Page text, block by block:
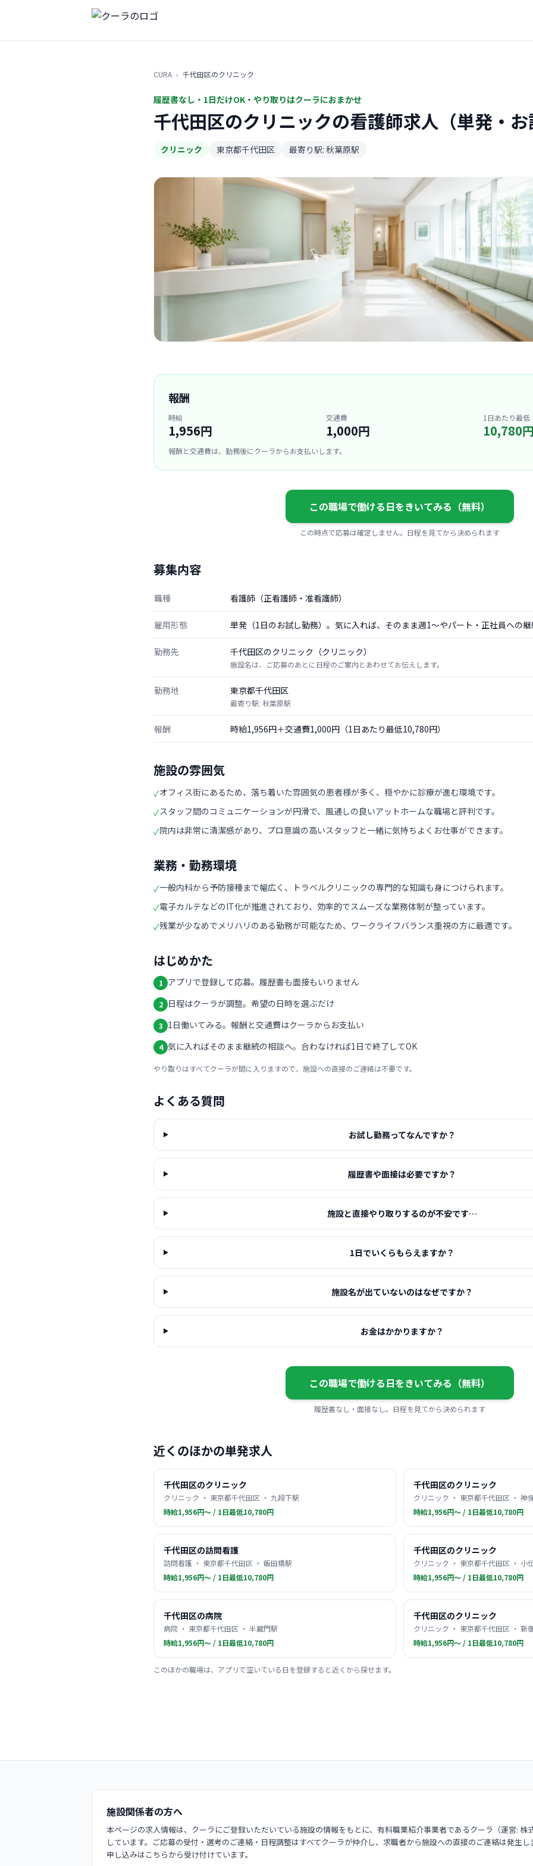
CURA › 千代田区のクリニック
履歴書なし・1日だけOK・やり取りはクーラにおまかせ
千代田区のクリニックの看護師求人（単発・お
クリニック 東京都千代田区 最寄り駅: 秋葉原駅
報酬
時給
1,956円
交通費
1,000円
1日あたり最低
10,780円
報酬と交通費は、勤務後にクーラからお支払いします。
この職場で働ける日をきいてみる（無料）
この時点で応募は確定しません。日程を見てから決められます
募集内容
職種 看護師（正看護師・准看護師）
雇用形態 単発（1日のお試し勤務）。気に入れば、そのまま週1〜やパート・正社員への継
勤務先 千代田区のクリニック（クリニック）
施設名は、ご応募のあとに日程のご案内とあわせてお伝えします。
勤務地 東京都千代田区
最寄り駅: 秋葉原駅
報酬 時給1,956円＋交通費1,000円（1日あたり最低10,780円）
施設の雰囲気
✓オフィス街にあるため、落ち着いた雰囲気の患者様が多く、穏やかに診療が進む環境です。
✓スタッフ間のコミュニケーションが円滑で、風通しの良いアットホームな職場と評判です。
✓院内は非常に清潔感があり、プロ意識の高いスタッフと一緒に気持ちよくお仕事ができます。
業務・勤務環境
✓一般内科から予防接種まで幅広く、トラベルクリニックの専門的な知識も身につけられます。
✓電子カルテなどのIT化が推進されており、効率的でスムーズな業務体制が整っています。
✓残業が少なめでメリハリのある勤務が可能なため、ワークライフバランス重視の方に最適です。
はじめかた
1 アプリで登録して応募。履歴書も面接もいりません
2 日程はクーラが調整。希望の日時を選ぶだけ
3 1日働いてみる。報酬と交通費はクーラからお支払い
4 気に入ればそのまま継続の相談へ。合わなければ1日で終了してOK
やり取りはすべてクーラが間に入りますので、施設への直接のご連絡は不要です。
よくある質問
お試し勤務ってなんですか？
履歴書や面接は必要ですか？
施設と直接やり取りするのが不安です…
1日でいくらもらえますか？
施設名が出ていないのはなぜですか？
お金はかかりますか？
この職場で働ける日をきいてみる（無料）
履歴書なし・面接なし。日程を見てから決められます
近くのほかの単発求人
千代田区のクリニック
クリニック ・ 東京都千代田区 ・ 九段下駅
時給1,956円〜 / 1日最低10,780円
千代田区のクリニック
クリニック ・ 東京都千代田区 ・ 神
時給1,956円〜 / 1日最低10,780円
千代田区の訪問看護
訪問看護 ・ 東京都千代田区 ・ 飯田橋駅
時給1,956円〜 / 1日最低10,780円
千代田区のクリニック
クリニック ・ 東京都千代田区 ・ 小
時給1,956円〜 / 1日最低10,780円
千代田区の病院
病院 ・ 東京都千代田区 ・ 半蔵門駅
時給1,956円〜 / 1日最低10,780円
千代田区のクリニック
クリニック ・ 東京都千代田区 ・ 新
時給1,956円〜 / 1日最低10,780円
このほかの職場は、アプリで空いている日を登録すると近くから探せます。
施設関係者の方へ
本ページの求人情報は、クーラにご登録いただいている施設の情報をもとに、有料職業紹介事業者であるクーラ（運営:
しています。ご応募の受付・選考のご連絡・日程調整はすべてクーラが仲介し、求職者から施設への直接のご連絡は発生
申し込みはこちらから受け付けています。